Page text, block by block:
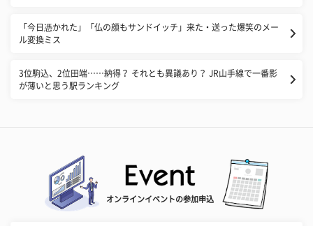
「今日憑かれた」「仏の顔もサンドイッチ」来た・送った爆笑のメー
ル変換ミス
3位駒込、2位田端……納得？ それとも異議あり？ JR山手線で一番影
が薄いと思う駅ランキング
オンラインイベントの参加申込